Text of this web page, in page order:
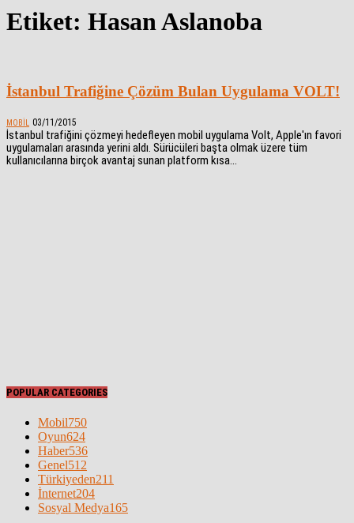
Etiket: Hasan Aslanoba
İstanbul Trafiğine Çözüm Bulan Uygulama VOLT!
MOBIL 03/11/2015
İstanbul trafiğini çözmeyi hedefleyen mobil uygulama Volt, Apple'ın favori
uygulamaları arasında yerini aldı. Sürücüleri başta olmak üzere tüm
kullanıcılarına birçok avantaj sunan platform kısa...
POPULAR CATEGORIES
Mobil750
Oyun624
Haber536
Genel512
Türkiyeden211
İnternet204
Sosyal Medya165